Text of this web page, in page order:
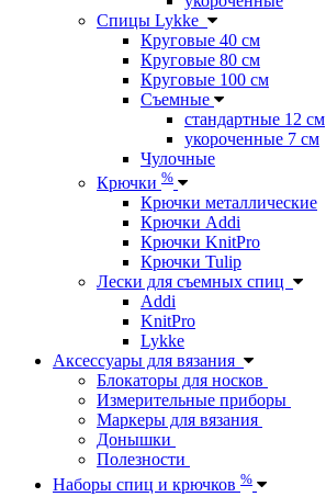
Спицы Lykke
Круговые 40 см
Круговые 80 см
Круговые 100 см
Съемные
стандартные 12 см
укороченные 7 см
Чулочные
Крючки %
Крючки металлические
Крючки Addi
Крючки KnitPro
Крючки Tulip
Лески для съемных спиц
Addi
KnitPro
Lykke
Аксессуары для вязания
Блокаторы для носков
Измерительные приборы
Маркеры для вязания
Донышки
Полезности
Наборы спиц и крючков %